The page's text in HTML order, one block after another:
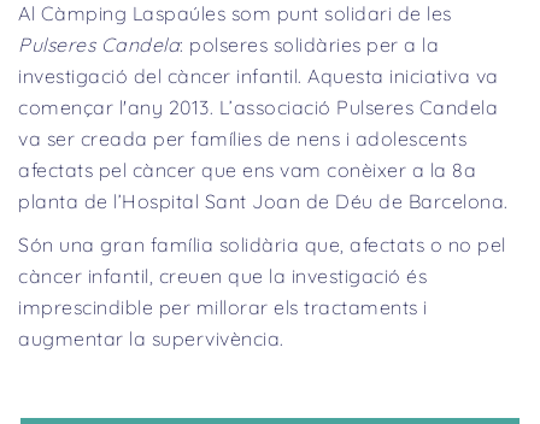
Al Càmping Laspaúles som punt solidari de les
Pulseres Candela: polseres solidàries per a la
investigació del càncer infantil. Aquesta iniciativa va
començar l'any 2013. L’associació Pulseres Candela
va ser creada per famílies de nens i adolescents
afectats pel càncer que ens vam conèixer a la 8a
planta de l’Hospital Sant Joan de Déu de Barcelona.
Són una gran família solidària que, afectats o no pel
càncer infantil, creuen que la investigació és
imprescindible per millorar els tractaments i
augmentar la supervivència.